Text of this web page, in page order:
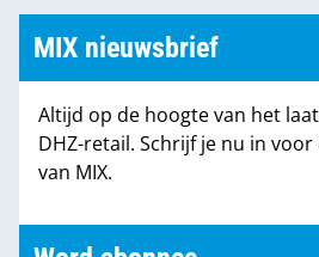
Marktcijfers
Partners
MIX nieuwsbrief
Altijd op de hoogte van het
DHZ-retail. Schrijf je nu in
van MIX.